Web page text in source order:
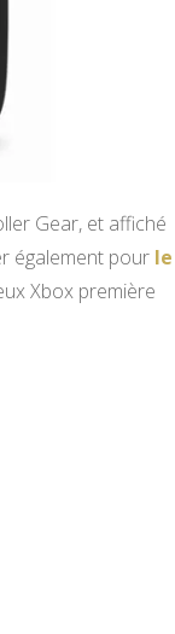
Gear, et affiché
également pour le
Xbox première